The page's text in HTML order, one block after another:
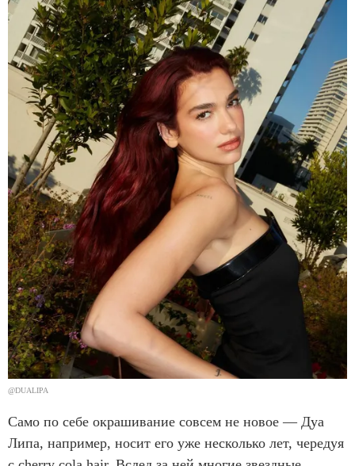
@DUALIPA
Само по себе окрашивание совсем не новое — Дуа
Липа, например, носит его уже несколько лет, чередуя